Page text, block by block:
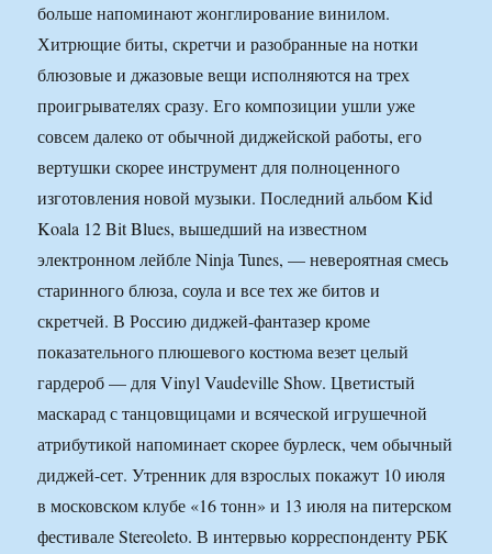
больше напоминают жонглирование винилом.
Хитрющие биты, скретчи и разобранные на нотки
блюзовые и джазовые вещи исполняются на трех
проигрывателях сразу. Его композиции ушли уже
совсем далеко от обычной диджейской работы, его
вертушки скорее инструмент для полноценного
изготовления новой музыки. Последний альбом Kid
Koala 12 Bit Blues, вышедший на известном
электронном лейбле Ninja Tunes, — невероятная смесь
старинного блюза, соула и все тех же битов и
скретчей. В Россию диджей-фантазер кроме
показательного плюшевого костюма везет целый
гардероб — для Vinyl Vaudeville Show. Цветистый
маскарад с танцовщицами и всяческой игрушечной
атрибутикой напоминает скорее бурлеск, чем обычный
диджей-сет. Утренник для взрослых покажут 10 июля
в московском клубе «16 тонн» и 13 июля на питерском
фестивале Stereoleto. В интервью корреспонденту РБК